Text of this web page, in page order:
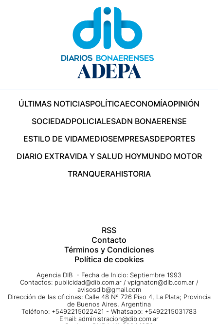
ÚLTIMAS NOTICIASPOLÍTICAECONOMÍAOPINIÓN
SOCIEDADPOLICIALESADN BONAERENSE
ESTILO DE VIDAMEDIOSEMPRESASDEPORTES
DIARIO EXTRAVIDA Y SALUD HOYMUNDO MOTOR
TRANQUERAHISTORIA
RSS
Contacto
Términos y Condiciones
Política de cookies
Agencia DIB - Fecha de Inicio: Septiembre 1993
Contactos: publicidad@dib.com.ar / vpignaton@dib.com.ar /
avisosdib@gmail.com
Dirección de las oficinas: Calle 48 Nº 726 Piso 4, La Plata; Provincia
de Buenos Aires, Argentina
Teléfono: +5492215022421 - Whatsapp: +5492215031783
Email: administracion@dib.com.ar